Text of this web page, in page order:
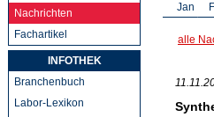
Jan
alle
Nachrichten
Fachartikel
INFOTHEK
Branchenbuch
Labor-Lexikon